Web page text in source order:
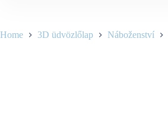
Home 3D üdvözlőlap Náboženství